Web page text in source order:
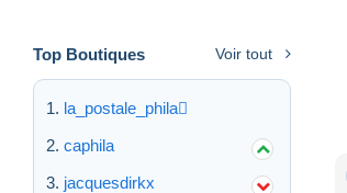
Top Boutiques Voir tout
la_postale_phila
caphila
jacquesdirkx